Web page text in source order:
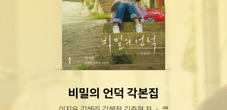
비밀의 언덕 각본집